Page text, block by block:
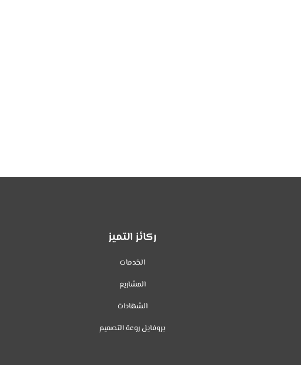
ركائز التميز
الخدمات
المشاريع
الشهادات
بروفايل روعة التصميم